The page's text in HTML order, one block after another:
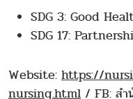
SDG 3: Good
SDG 17:
Website: https://
nursing.html / FB: สำ